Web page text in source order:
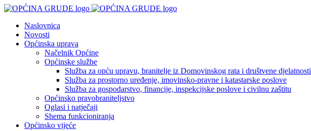
Naslovnica
Novosti
Općinska uprava
Načelnik Općine
Općinske službe
Služba za opću upravu, branitelje iz Domovinskog rata i društvene djelatnosti
Služba za prostorno uređenje, imovinsko-pravne i katastarske poslove
Služba za gospodarstvo, financije, inspekcijske poslove i civilnu zaštitu
Općinsko pravobraniteljstvo
Oglasi i natječaji
Shema funkcioniranja
Općinsko vijeće